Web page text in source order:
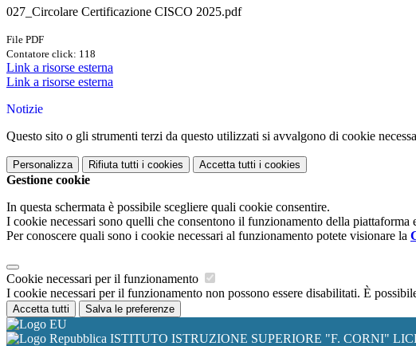
027_Circolare Certificazione CISCO 2025.pdf
File PDF
Contatore click: 118
Link a risorse esterna
Link a risorse esterna
Notizie
Questo sito o gli strumenti terzi da questo utilizzati si avvalgono di cookie
Personalizza Rifiuta tutti i cookies Accetta tutti i cookies
Gestione cookie
In questa schermata è possibile scegliere quali cookie consentire.
I cookie necessari sono quelli che consentono il funzionamento della piattaforma
Per conoscere quali sono i cookie necessari al funzionamento potete visionare la
Cookie necessari per il funzionamento
I cookie necessari per il funzionamento non possono essere disabilitati. È
Accetta tutti Salva le preferenze
ISTITUTO ISTRUZIONE SUPERIORE "F. CORNI"